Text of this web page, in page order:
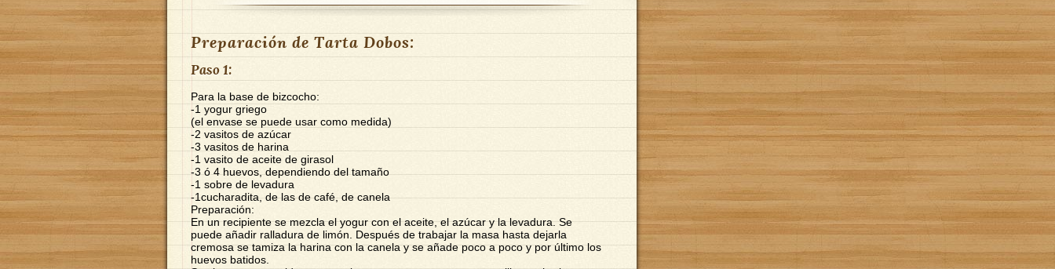
Preparación de Tarta Dobos:
Paso 1:
Para la base de bizcocho:
-1 yogur griego
(el envase se puede usar como medida)
-2 vasitos de azúcar
-3 vasitos de harina
-1 vasito de aceite de girasol
-3 ó 4 huevos, dependiendo del tamaño
-1 sobre de levadura
-1cucharadita, de las de café, de canela
Preparación:
En un recipiente se mezcla el yogur con el aceite, el azúcar y la levadura. Se
puede añadir ralladura de limón. Después de trabajar la masa hasta dejarla
cremosa se tamiza la harina con la canela y se añade poco a poco y por último los
huevos batidos.